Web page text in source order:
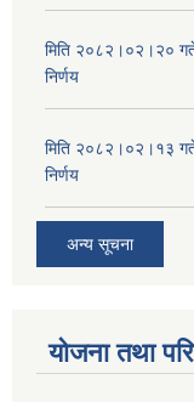
मिति २०८२।०२।२०
निर्णय
मिति २०८२।०२।१३
निर्णय
अन्य सूचना
योजना तथा